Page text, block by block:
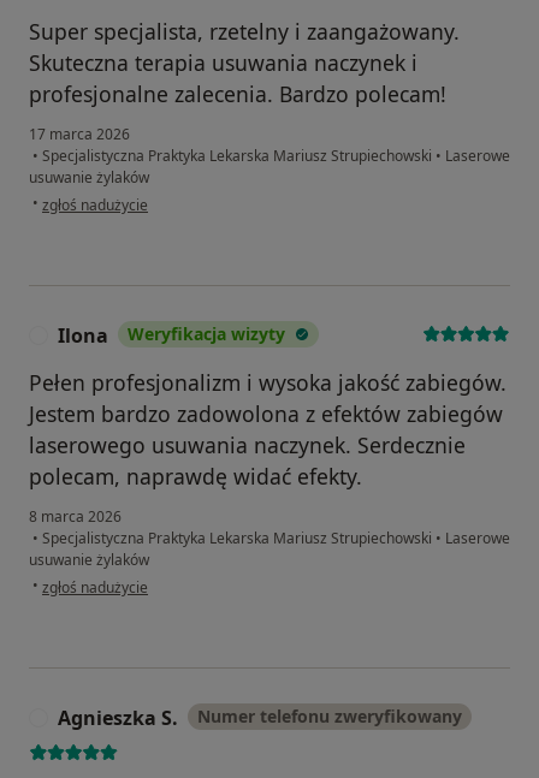
Super specjalista, rzetelny i zaangażowany.
Skuteczna terapia usuwania naczynek i
profesjonalne zalecenia. Bardzo polecam!
17 marca 2026
• Specjalistyczna Praktyka Lekarska Mariusz Strupiechowski • Laserowe
usuwanie żylaków
• w opinii użytkownika Pacjent
zgłoś nadużycie
Ilona Weryfikacja wizyty
Pełen profesjonalizm i wysoka jakość zabiegów.
Jestem bardzo zadowolona z efektów zabiegów
laserowego usuwania naczynek. Serdecznie
polecam, naprawdę widać efekty.
8 marca 2026
• Specjalistyczna Praktyka Lekarska Mariusz Strupiechowski • Laserowe
usuwanie żylaków
• w opinii użytkownika Ilona
zgłoś nadużycie
Agnieszka S. Numer telefonu zweryfikowany